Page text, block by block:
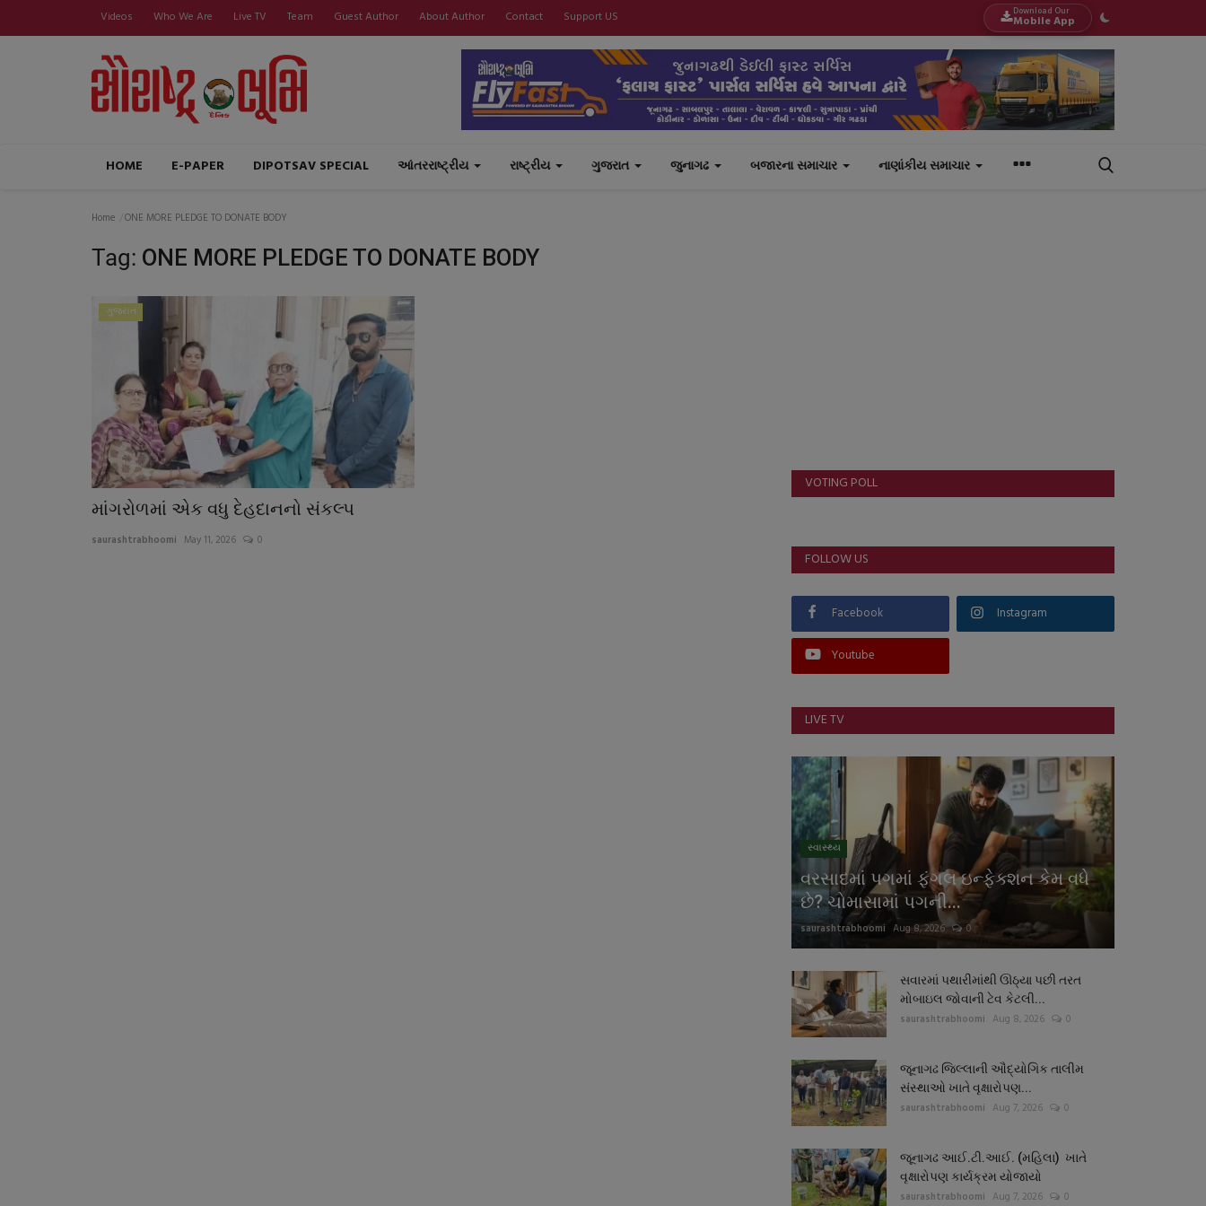
Videos Who We Are Live TV Team Guest Author About Author Contact Support US Download Our
Mobile App
HOME E-PAPER DIPOTSAV SPECIAL આંતરરાષ્ટ્રીય રાષ્ટ્રીય ગુજરાત જુનાગઢ બજારના સમાચાર નાણાંકીય સમાચાર
Home ONE MORE PLEDGE TO DONATE BODY
Tag: ONE MORE PLEDGE TO DONATE BODY
ગુજરાત
માંગરોળમાં એક વધુ દેહદાનનો સંકલ્પ
saurashtrabhoomi May 11, 2026 0
VOTING POLL
FOLLOW US
Facebook Instagram
Youtube
LIVE TV
સ્વાસ્થ્ય
વરસાદમાં પગમાં ફંગલ ઇન્ફેક્શન કેમ વધે
છે? ચોમાસામાં પગની...
saurashtrabhoomi Aug 8, 2026 0
સવારમાં પથારીમાંથી ઊઠ્યા પછી તરત
મોબાઇલ જોવાની ટેવ કેટલી...
saurashtrabhoomi Aug 8, 2026 0
જૂનાગઢ જિલ્લાની ઔદ્યોગિક તાલીમ
સંસ્થાઓ ખાતે વૃક્ષારોપણ...
saurashtrabhoomi Aug 7, 2026 0
જૂનાગઢ આઈ.ટી.આઈ. (મહિલા) ખાતે
વૃક્ષારોપણ કાર્યક્રમ યોજાયો
saurashtrabhoomi Aug 7, 2026 0